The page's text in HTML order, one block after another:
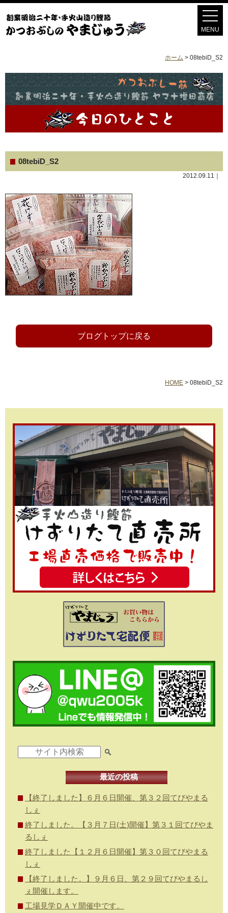
ホーム > 08tebiD_S2
08tebiD_S2
2012.09.11｜
ブログトップに戻る
HOME > 08tebiD_S2
最近の投稿
【終了しました】６月６日開催、第３２回てびやまる
しぇ
終了しました。【３月７日(土)開催】第３１回てびやま
るしぇ
終了しました【１２月６日開催】第３０回てびやまる
しぇ
【終了しました。】９月６日、第２９回てびやまるし
ぇ開催します。
工場見学ＤＡＹ開催中です。